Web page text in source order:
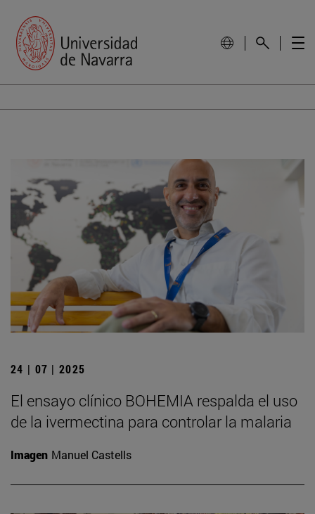
24 | 07 | 2025
El ensayo clínico BOHEMIA respalda el uso
de la ivermectina para controlar la malaria
Imagen Manuel Castells